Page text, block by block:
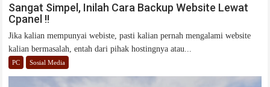
Sangat Simpel, Inilah Cara Backup Website Lewat
Cpanel !!
Jika kalian mempunyai webiste, pasti kalian pernah mengalami website
kalian bermasalah, entah dari pihak hostingnya atau...
PC Sosial Media